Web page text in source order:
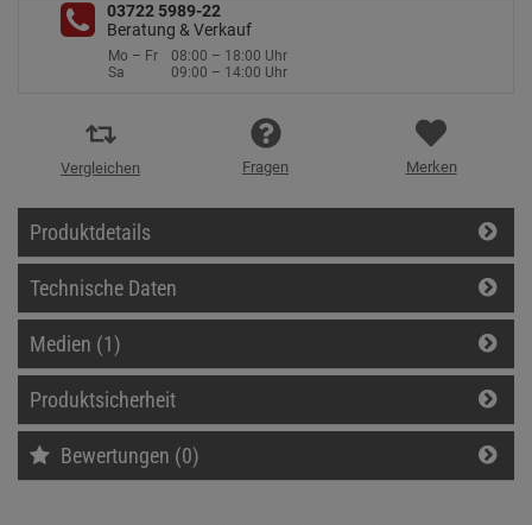
03722 5989-22
Beratung & Verkauf
Mo – Fr
08:00 – 18:00 Uhr
Sa
09:00 – 14:00 Uhr
Vergleichen Fragen Merken
Produktdetails
Technische Daten
Medien (1)
Produktsicherheit
Bewertungen (0)